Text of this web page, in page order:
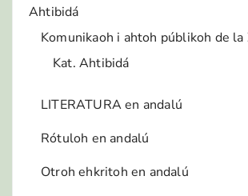
Ahtibidá
Komunikaoh i ahtoh públikoh de la
Kat. Ahtibidá
LITERATURA en andalú
Rótuloh en andalú
Otroh ehkritoh en andalú